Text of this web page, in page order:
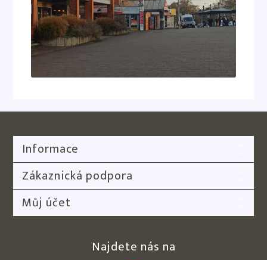
Informace
Zákaznická podpora
Můj účet
Najdete nás na